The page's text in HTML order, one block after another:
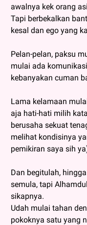
awalnya kek orang
Tapi berbekalkan
kesal dan ego yang
Pelan-pelan, paksu
mulai ada
kebanyakan cuman
Lama kelamaan
aja hati-hati milih
berusaha sekuat
melihat kondisinya
pemikiran saya sih
Dan begitulah,
semula, tapi
sikapnya.
Udah mulai tahan
pokoknya satu yang